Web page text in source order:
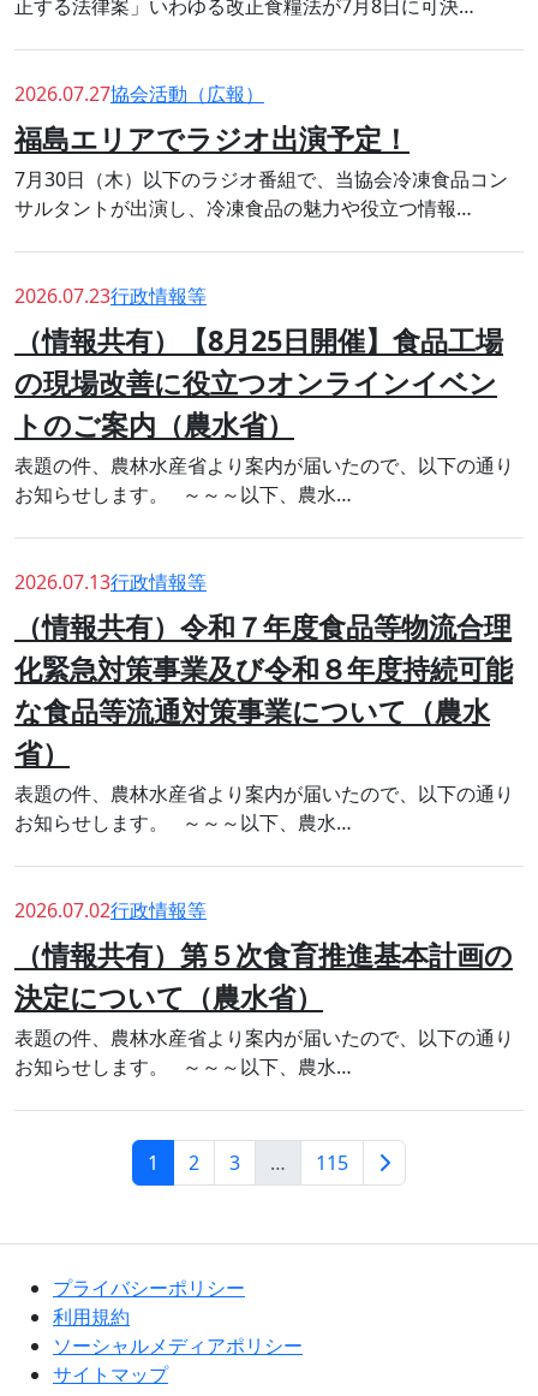
正する法律案」いわゆる改正食糧法が7月8日に可決…
2026.07.27協会活動（広報）
福島エリアでラジオ出演予定！
7月30日（木）以下のラジオ番組で、当協会冷凍食品コン
サルタントが出演し、冷凍食品の魅力や役立つ情報…
2026.07.23行政情報等
（情報共有）【8月25日開催】食品工場
の現場改善に役立つオンラインイベン
トのご案内（農水省）
表題の件、農林水産省より案内が届いたので、以下の通り
お知らせします。 ～～～以下、農水…
2026.07.13行政情報等
（情報共有）令和７年度食品等物流合理
化緊急対策事業及び令和８年度持続可能
な食品等流通対策事業について（農水
省）
表題の件、農林水産省より案内が届いたので、以下の通り
お知らせします。 ～～～以下、農水…
2026.07.02行政情報等
（情報共有）第５次食育推進基本計画の
決定について（農水省）
表題の件、農林水産省より案内が届いたので、以下の通り
お知らせします。 ～～～以下、農水…
1 2 3 … 115
プライバシーポリシー
利用規約
ソーシャルメディアポリシー
サイトマップ